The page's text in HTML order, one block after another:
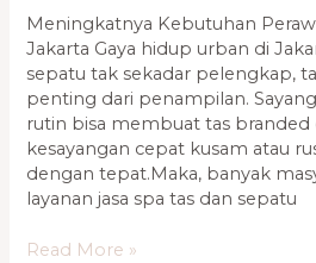
Meningkatnya Kebutuhan
Jakarta Gaya hidup urban di
sepatu tak sekadar pelengkap,
penting dari penampilan.
rutin bisa membuat tas branded
kesayangan cepat kusam atau
dengan tepat.Maka, banyak
layanan jasa spa tas dan sepatu
Read More »